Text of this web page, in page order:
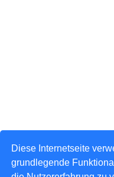
Diese Internetseite
grundlegende